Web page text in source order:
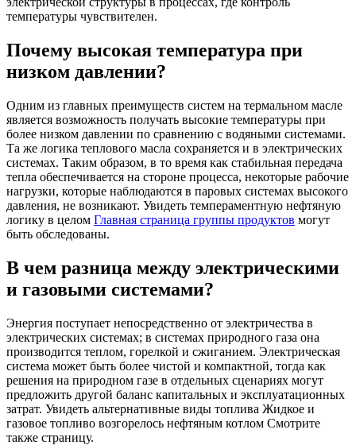
температуры чувствителен.
Почему высокая температура при
низком давлении?
Одним из главных преимуществ систем на термальном масле
является возможность получать высокие температуры при
более низком давлении по сравнению с водяными системами.
Та же логика теплового масла сохраняется и в электрических
системах. Таким образом, в то время как стабильная передача
тепла обеспечивается на стороне процесса, некоторые рабочие
нагрузки, которые наблюдаются в паровых системах высокого
давления, не возникают. Увидеть темпераментную нефтяную
логику в целом Главная страница группы продуктов могут
быть обследованы.
В чем разница между электрическими
и газовыми системами?
Энергия поступает непосредственно от электричества в
электрических системах; в системах природного газа она
производится теплом, горелкой и сжиганием. Электрическая
система может быть более чистой и компактной, тогда как
решения на природном газе в отдельных сценариях могут
предложить другой баланс капитальных и эксплуатационных
затрат. Увидеть альтернативные виды топлива Жидкое и
газовое топливо возгорелось нефтяным котлом Смотрите
также страницу.